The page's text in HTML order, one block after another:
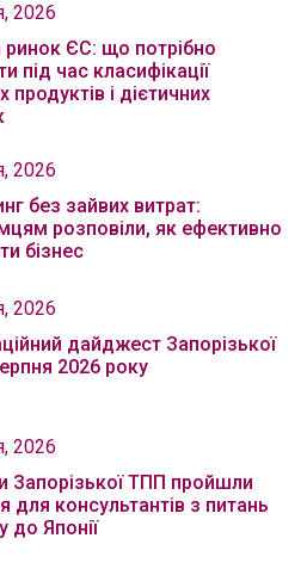
2026
ринок ЄС: що потрібно
під час класифікації
продуктів і дієтичних
2026
без зайвих витрат:
розповіли, як ефективно
бізнес
2026
дайджест Запорізької
2026 року
2026
Запорізької ТПП пройшли
для консультантів з питань
до Японії